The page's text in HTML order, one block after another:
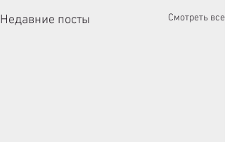
Недавние посты Смотреть все